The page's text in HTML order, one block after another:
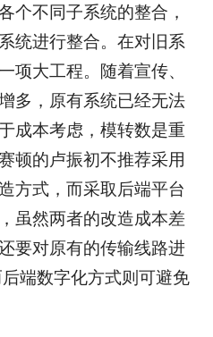
不同子系统的整合，
统进行整合。在对旧系
项大工程。随着宣传、
多，原有系统已经无法
成本考虑，模转数是重
顿的卢振初不推荐采用
方式，而采取后端平台
虽然两者的改造成本差
要对原有的传输线路进
端数字化方式则可避免